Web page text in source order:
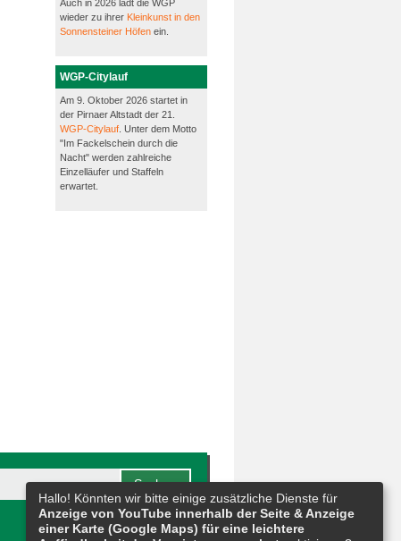
Auch in 2026 lädt die WGP
wieder zu ihrer Kleinkunst in den
Sonnensteiner Höfen ein.
WGP-Citylauf
Am 9. Oktober 2026 startet in
der Pirnaer Altstadt der 21.
WGP-Citylauf . Unter dem Motto
"Im Fackelschein durch die
Nacht" werden zahlreiche
Einzelläufer und Staffeln
erwartet.
Hallo! Könnten wir bitte einige zusätzliche Dienste für
Anzeige von YouTube innerhalb der Seite & Anzeige
einer Karte (Google Maps) für eine leichtere